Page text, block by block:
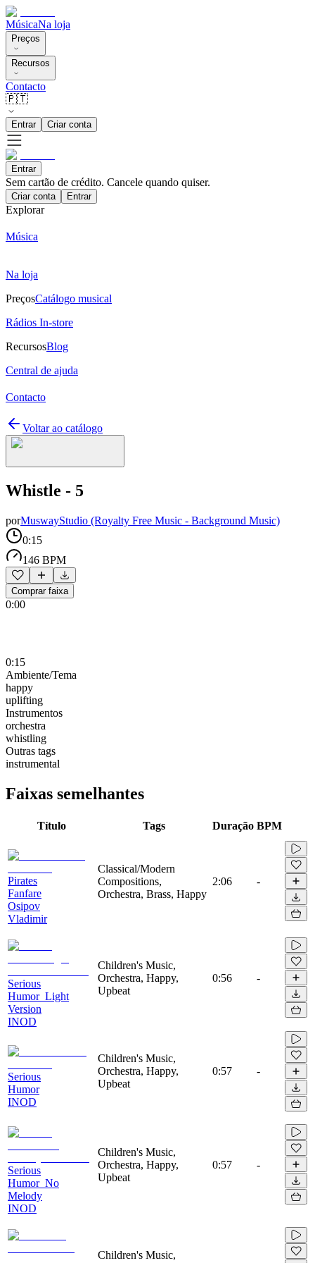
MúsicaNa loja
Preços
Recursos
Contacto
🇵🇹
Entrar Criar conta
Entrar
Sem cartão de crédito. Cancele quando quiser.
Criar conta Entrar
Explorar
Música
Na loja
PreçosCatálogo musical
Rádios In-store
RecursosBlog
Central de ajuda
Contacto
Voltar ao catálogo
Whistle - 5
porMuswayStudio (Royalty Free Music - Background Music)
0:15
146 BPM
Comprar faixa
0:00
0:15
Ambiente/Tema
happy
uplifting
Instrumentos
orchestra
whistling
Outras tags
instrumental
Faixas semelhantes
Título Tags Duração BPM
Pirates
Fanfare
Osipov
Vladimir
Classical/Modern
Compositions,
Orchestra, Brass, Happy
2:06 -
Serious
Humor_Light
Version
INOD
Children's Music,
Orchestra, Happy,
Upbeat
0:56 -
Serious
Humor
INOD
Children's Music,
Orchestra, Happy,
Upbeat
0:57 -
Serious
Humor_No
Melody
INOD
Children's Music,
Orchestra, Happy,
Upbeat
0:57 -
Children's Music,